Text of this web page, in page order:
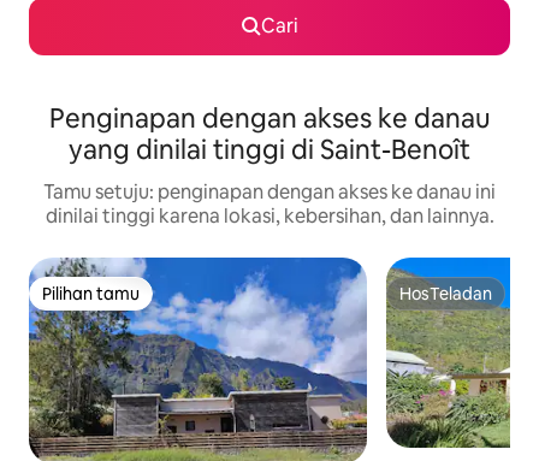
Cari
Penginapan dengan akses ke danau
yang dinilai tinggi di Saint-Benoît
Tamu setuju: penginapan dengan akses ke danau ini
dinilai tinggi karena lokasi, kebersihan, dan lainnya.
Pilihan tamu
Pilihan tamu HosTeladan
HosTeladan